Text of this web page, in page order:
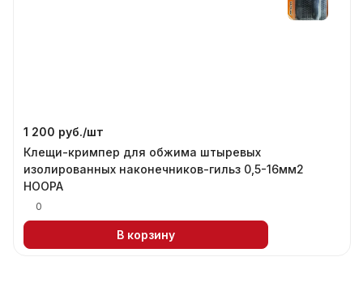
1 200 руб./шт
Клещи-кримпер для обжима штыревых
изолированных наконечников-гильз 0,5-16мм2
HOOPA
0
В корзину